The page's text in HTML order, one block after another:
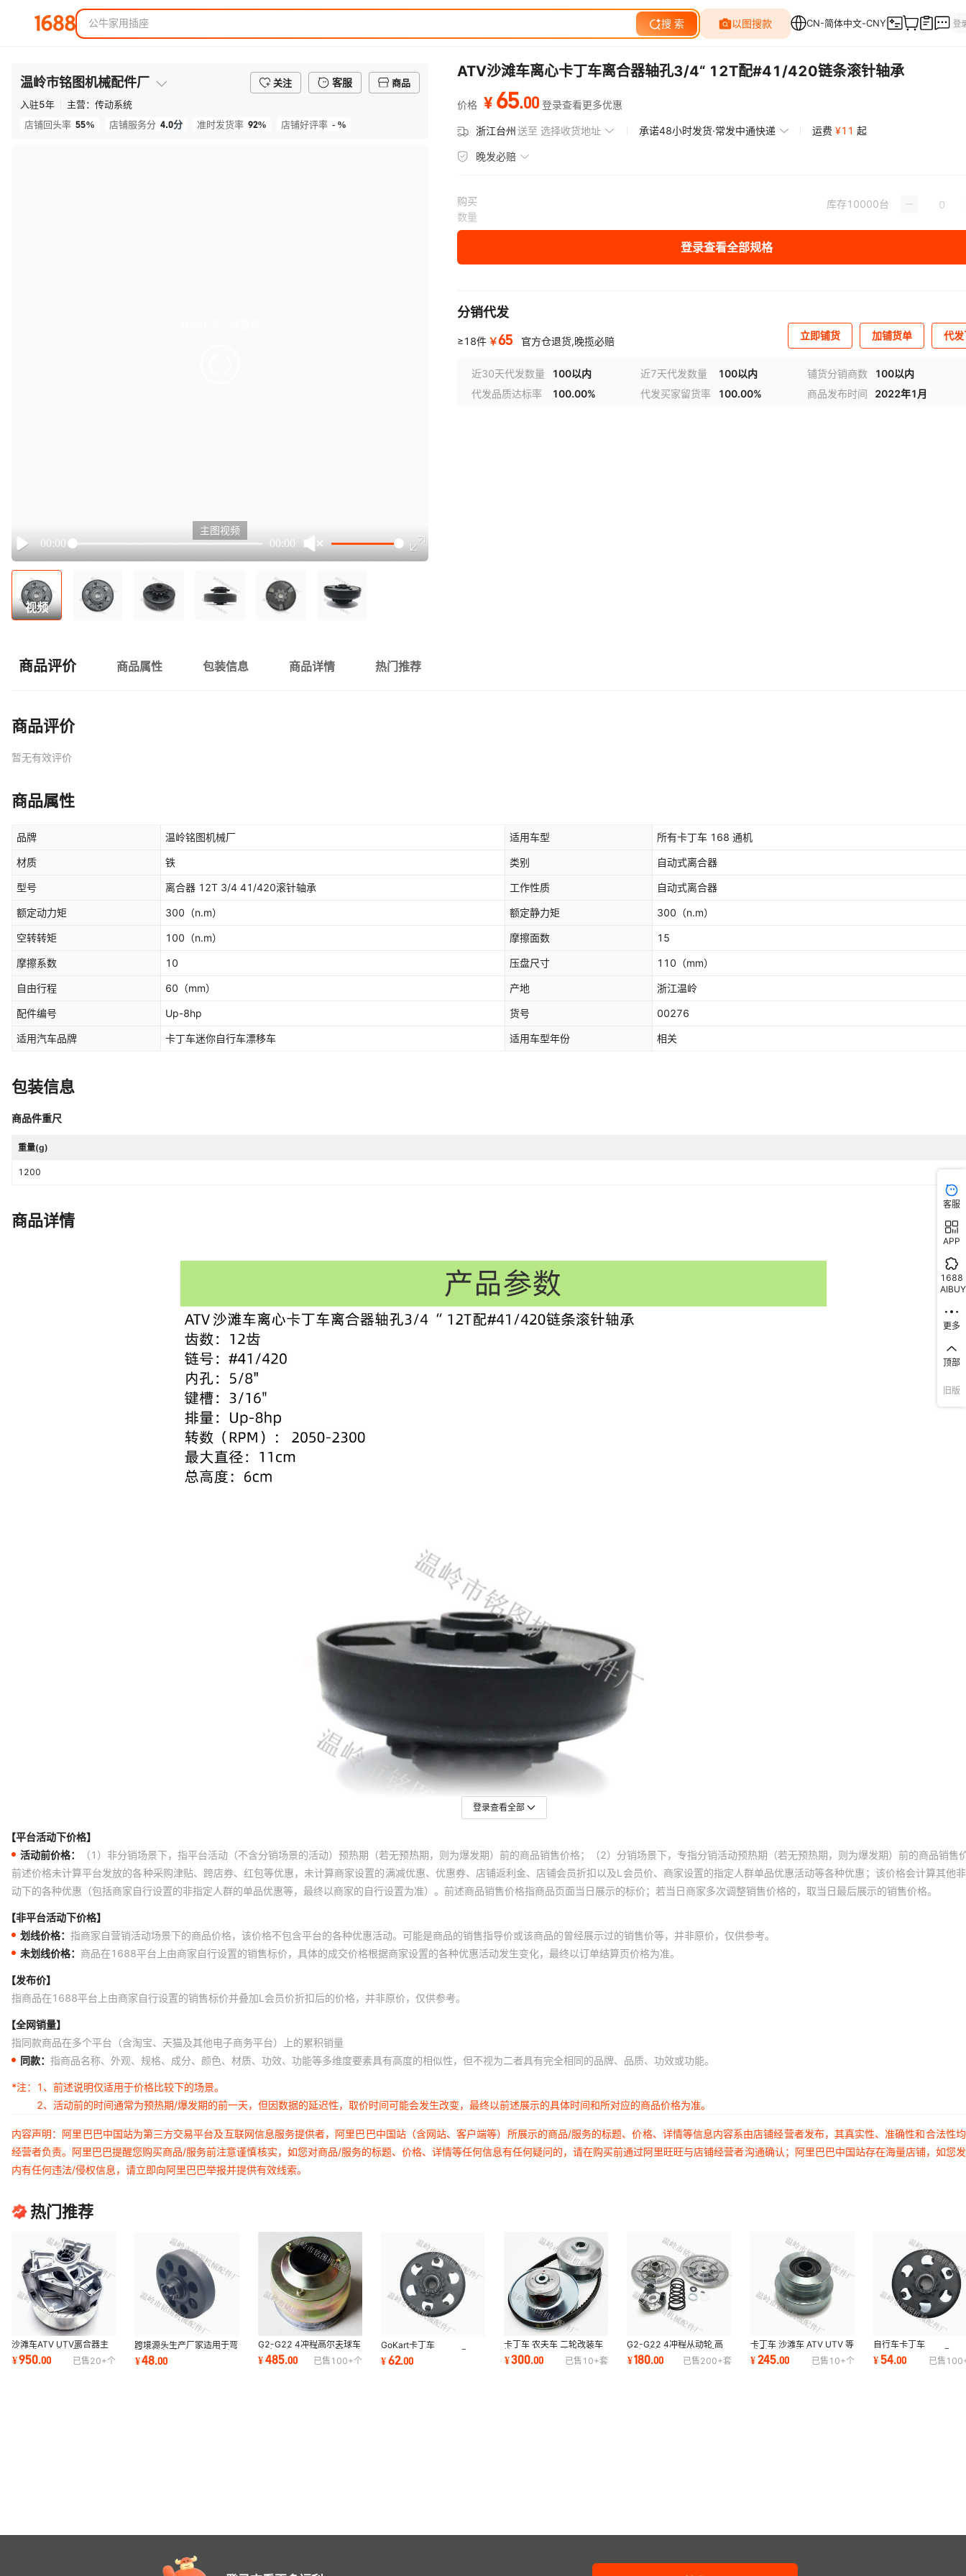
温岭市铭图机械配件厂 关注 客服
商品
入驻5年 主营： 传动系统
店铺回头率 55% 店铺服务分 4.0分 准时发货率 92% 店铺好评率 - %
Play
00:00 00:00
主图视频
视频
ATV沙滩车离心卡丁车离合器轴孔3/4“ 12T配#41/420链条滚针轴承
价格 ¥ 65.00 登录查看更多优惠
浙江台州送至 选择收货地址 承诺48小时发货·常发中通快递 运费 ¥11 起
晚发必赔
购买
数量
库存10000台
登录查看全部规格
分销代发
≥18件 ￥65 官方仓退货,晚揽必赔 立即铺货 加铺货单 代
近30天代发数量 100以内 近7天代发数量 100以内 铺货分销商数
100以内
代发品质达标率
100.00% 代发买家留货率 100.00% 商品发布时间 2022年1月
商品评价 商品属性 包装信息 商品详情 热门推荐
商品评价
暂无有效评价
商品属性
品牌 温岭铭图机械厂 适用车型 所有卡丁车 168 通机
材质 铁 类别 自动式离合器
型号 离合器 12T 3/4 41/420滚针轴承 工作性质 自动式离合器
额定动力矩 300 （n.m） 额定静力矩 300 （n.m）
空转转矩 100 （n.m） 摩擦面数 15
摩擦系数 10 压盘尺寸 110 （mm）
自由行程 60 （mm） 产地 浙江温岭
配件编号 Up-8hp 货号 00276
适用汽车品牌 卡丁车迷你自行车漂移车 适用车型年份 相关
包装信息
商品件重尺
重量(g)
1200
商品详情
登录查看全部
【平台活动下价格】
活动前价格：
（1）非分销场景下，指平台活动（不含分销场景的活动）预热期（若无预热期，则为爆发期）前的商品销售价格；（2）分销场景下，专指分销活动预热期（若无预热期，则为爆发期）前的商品销售
前述价格未计算平台发放的各种采购津贴、跨店券、红包等优惠，未计算商家设置的满减优惠、优惠券、店铺返利金、店铺会员折扣以及L会员价、商家设置的指定人群单品优惠活动等各种优惠；该价格会计算其他
动下的各种优惠（包括商家自行设置的非指定人群的单品优惠等，最终以商家的自行设置为准）。前述商品销售价格指商品页面当日展示的标价；若当日商家多次调整销售价格的，取当日最后展示的销售价格。
【非平台活动下价格】
划线价格： 指商家自营销活动场景下的商品价格，该价格不包含平台的各种优惠活动。可能是商品的销售指导价或该商品的曾经展示过的销售价等，并非原价，仅供参考。
未划线价格： 商品在1688平台上由商家自行设置的销售标价，具体的成交价格根据商家设置的各种优惠活动发生变化，最终以订单结算页价格为准。
【发布价】
指商品在1688平台上由商家自行设置的销售标价并叠加L会员价折扣后的价格，并非原价，仅供参考。
【全网销量】
指同款商品在多个平台（含淘宝、天猫及其他电子商务平台）上的累积销量
同款： 指商品名称、外观、规格、成分、颜色、材质、功效、功能等多维度要素具有高度的相似性，但不视为二者具有完全相同的品牌、品质、功效或功能。
*注：
1、前述说明仅适用于价格比较下的场景。
2、活动前的时间通常为预热期/爆发期的前一天，但因数据的延迟性，取价时间可能会发生改变，最终以前述展示的具体时间和所对应的商品价格为准。
内容声明：阿里巴巴中国站为第三方交易平台及互联网信息服务提供者，阿里巴巴中国站（含网站、客户端等）所展示的商品/服务的标题、价格、详情等信息内容系由店铺经营者发布，其真实性、准确性和合法性
经营者负责。阿里巴巴提醒您购买商品/服务前注意谨慎核实，如您对商品/服务的标题、价格、详情等任何信息有任何疑问的，请在购买前通过阿里旺旺与店铺经营者沟通确认；阿里巴巴中国站存在海量店铺，如您
内有任何违法/侵权信息，请立即向阿里巴巴举报并提供有效线索。
热门推荐
沙滩车ATV UTV离合器主
动轮适用于北极星RZR
925 1000 XP涡轮增压
¥950.00 已售20+个
跨境源头生产厂家适用于弯
梁摩托车 赛驰QS110初级
靴型离合器
¥48.00
G2-G22 4冲程高尔夫球车
离合器主动轮适用于雅马哈
现货热销
¥485.00 已售 100+个
GoKart卡丁车
13T5/8"15.875mm配
#35链条离合器适配多车型
¥62.00
卡丁车 农夫车 二轮改装车
等 TAV2 40 1”主动轮和
5/8”从动轮
¥300.00 已售 10+套
G2-G22 4冲程从动轮 高
尔夫球车离合器套件 适用
于雅马哈
¥180.00 已售200+套
卡丁车 沙滩车 ATV UTV 等
重型离心式离合器 2A102
25.4mm皮带轮
¥245.00 已售 10+个
自行车卡丁车
GoKart12T20mm配
链条漂移车离合器自动
¥54.00 已售
客服
APP
1688
AIBUY
更多
顶部
旧版